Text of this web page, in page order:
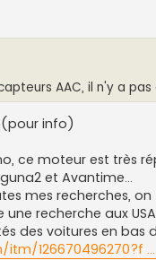
AAC, il n'y a pas
(pour info)
ce moteur est très
et Avantime...
mes recherches,
recherche aux
des voitures en bas
126670496270?f ...